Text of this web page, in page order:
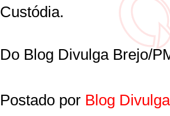
Custódia.
Do Blog Divulga Brejo/
Postado por Blog